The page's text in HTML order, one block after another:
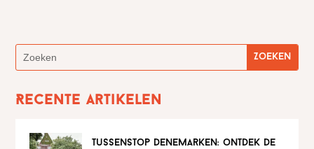
Recente artikelen
tussenstop denemarken: ontdek de